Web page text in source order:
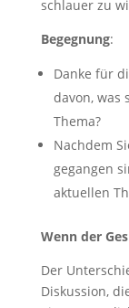
schlauer zu
Begegnung:
Danke für
davon, was
Thema?
Nachdem
gegangen
aktuellen
Wenn der
Der
Diskussion,